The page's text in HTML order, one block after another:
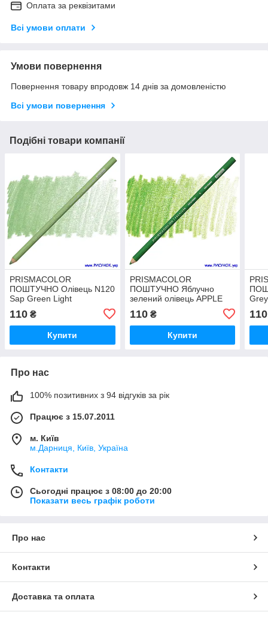
Оплата за реквізитами
Всі умови оплати
Умови повернення
Повернення товару впродовж 14 днів за домовленістю
Всі умови повернення
Подібні товари компанії
PRISMACOLOR
ПОШТУЧНО Олівець N120
Sap Green Light
110 ₴
Купити
PRISMACOLOR
ПОШТУЧНО Яблучно
зелений олівець APPLE
110₴
Купити
110
Про нас
100% позитивних з 94 відгуків за рік
Працює з 15.07.2011
м. Київ
м.Дарниця, Київ, Україна
Контакти
Сьогодні працює з 08:00 до 20:00
Показати весь графік роботи
Про нас
Контакти
Доставка та оплата